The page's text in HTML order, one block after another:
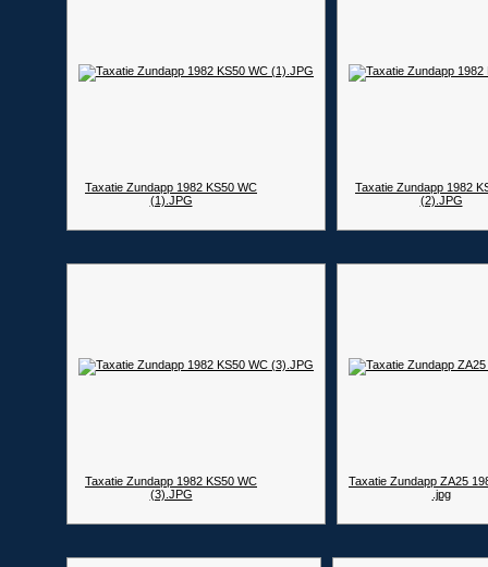
Taxatie Zundapp 1982 KS50 WC
(1).JPG
Taxatie Zundapp 1982
(2).JPG
Taxatie Zundapp 1982 KS50 WC
(3).JPG
Taxatie Zundapp ZA25
.jpg